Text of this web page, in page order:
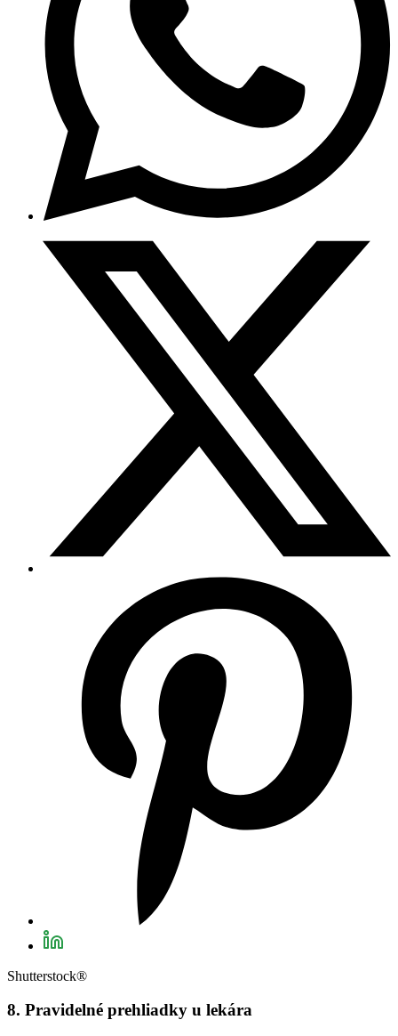
Shutterstock®
8. Pravidelné prehliadky u lekára